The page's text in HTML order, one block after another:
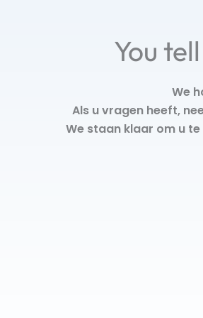
You
We
Als u vragen heeft,
We staan klaar om u